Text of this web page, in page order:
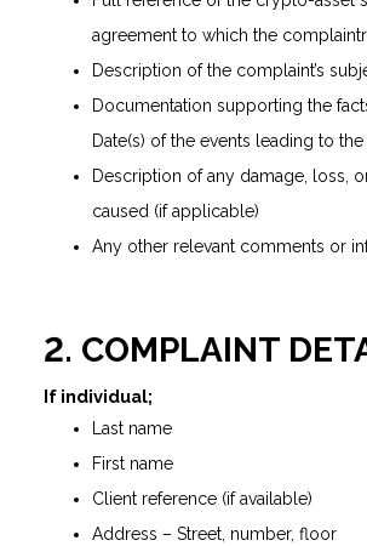
agreement to which the
Description of the complaint’s
Documentation supporting the
Date(s) of the events leading to
Description of any damage, loss,
caused (if applicable)
Any other relevant comments or
2. COMPLAINT
If individual;
Last name
First name
Client reference (if available)
Address – Street, number, floor